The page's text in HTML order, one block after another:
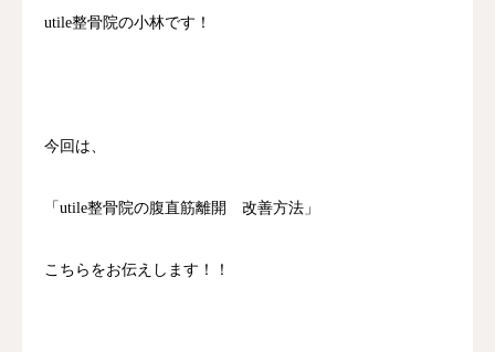
utile整骨院の小林です！
今回は、
「utile整骨院の腹直筋離開 改善方法」
こちらをお伝えします！！